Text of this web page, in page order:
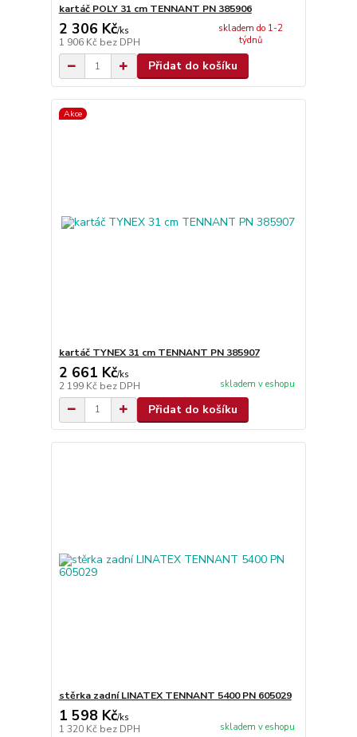
kartáč POLY 31 cm TENNANT PN 385906
2 306 Kč/ks
1 906 Kč bez DPH
skladem do 1-2
týdnů
Přidat do košíku
Akce
kartáč TYNEX 31 cm TENNANT PN 385907
2 661 Kč/ks
2 199 Kč bez DPH skladem v eshopu
Přidat do košíku
stěrka zadní LINATEX TENNANT 5400 PN 605029
1 598 Kč/ks
1 320 Kč bez DPH skladem v eshopu